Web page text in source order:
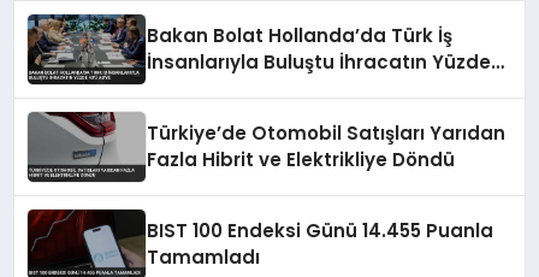
Bakan Bolat Hollanda’da Türk İş
İnsanlarıyla Buluştu İhracatın Yüzde
Türkiye’de Otomobil Satışları Yarıdan
Fazla Hibrit ve Elektrikliye Döndü
BIST 100 Endeksi Günü 14.455 Puanla
Tamamladı